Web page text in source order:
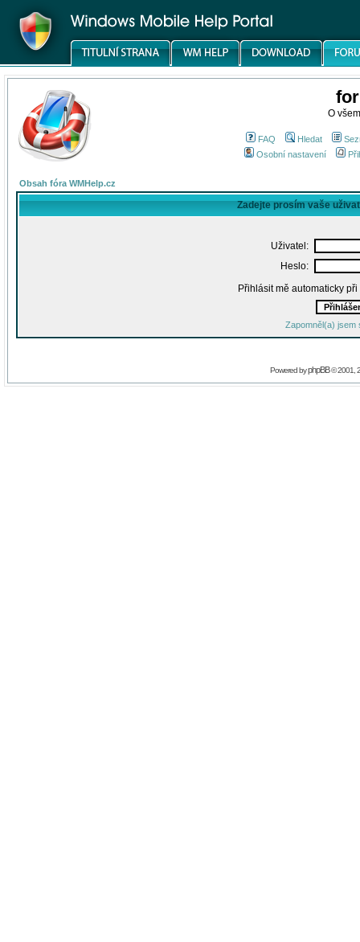
O
FAQ Hledat
Osobní nastavení
Obsah fóra WMHelp.cz
Zadejte prosím vaše
Uživatel:
Heslo:
Přihlásit mě automaticky
Zapomněl(a) jsem
Powered byphpBB© 2001,